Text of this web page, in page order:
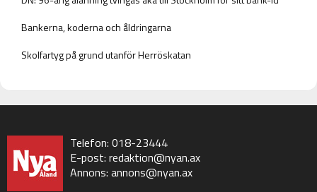
Bankerna, koderna och åldringarna
Skolfartyg på grund utanför Herröskatan
Telefon: 018-23444
E-post: redaktion@nyan.ax
Annons: annons@nyan.ax